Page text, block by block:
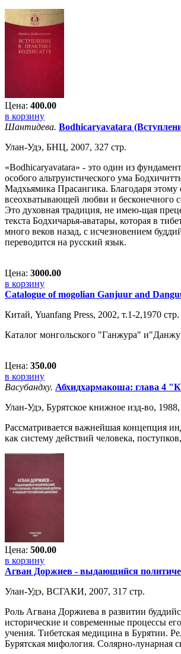
Цена: 400.00
в корзину
Шантидева. Bodhicaryavatara
Улан-Удэ, БНЦ, 2007, 327 стр.
«Bodhicaryavatara» - это один из
особого альтруистического ума
Мадхьямика Прасангика. Благодаря
всеохватывающей любви и бесконечного
Это духовная традиция, не имею-щая
текста Бодхичарья-аватары, которая в
много веков назад, с исчезновением
переводится на русский язык.
Цена: 3000.00
в корзину
Catalogue of mogolian Ganjuur and
Китай, Yuanfang Press, 2002, т.1-2,1970 стр.
Каталог монгольского "Ганжура"
Цена: 350.00
в корзину
Васубандху. Абхидхармакоша: глава 4
Улан-Удэ, Бурятское книжное изд-во, 1988,
Рассматривается важнейшая концепция
как систему действий человека,
Цена: 500.00
в корзину
Агван Доржиев - выдающийся
Улан-Удэ, ВСГАКИ, 2007, 317 стр.
Роль Агвана Доржиева в развитии
исторические и современные процессы
учения. Тибетская медицина в Бурятии.
Бурятская мифология. Солярно-лунарная